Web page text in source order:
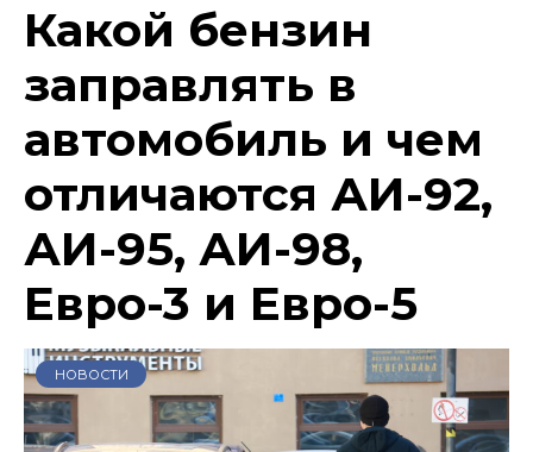
Какой бензин
заправлять в
автомобиль и чем
отличаются АИ-92,
АИ-95, АИ-98,
Евро-3 и Евро-5
НОВОСТИ